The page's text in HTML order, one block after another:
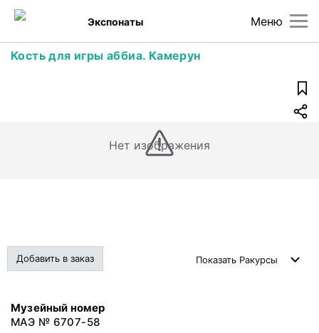
Меню
Экспонаты
Кость для игры аббиа. Камерун
Нет изображения
Добавить в заказ Показать Ракурсы
Музейный номер
МАЭ № 6707-58